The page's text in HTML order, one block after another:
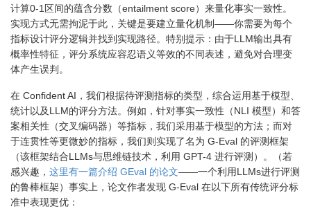
计算0-1区间的蕴含分数（entailment score）来量化事实一致性。
实现方式无需拘泥于此，关键是要建立量化机制——你需要为每个
指标设计评分逻辑并找到实现路径。特别提示：由于LLM输出具有
概率性特征，评分系统应容忍语义等效的不同表述，避免对合理变
体产生误判。
在 Confident AI，我们根据待评测指标的类型，综合运用基于模型、
统计以及LLM的评分方法。例如，针对事实一致性（NLI 模型）和答
案相关性（交叉编码器）等指标，我们采用基于模型的方法；而对
于连贯性等更微妙的指标，我们则实现了名为 G-Eval 的评测框架
（该框架结合LLMs与思维链技术，利用 GPT-4 进行评测）。（若
感兴趣， 这里有一篇介绍 GEval 的论文——一个利用LLMs进行评测
的鲁棒框架）事实上，论文作者发现 G-Eval 在以下所有传统评分标
准中表现更优：